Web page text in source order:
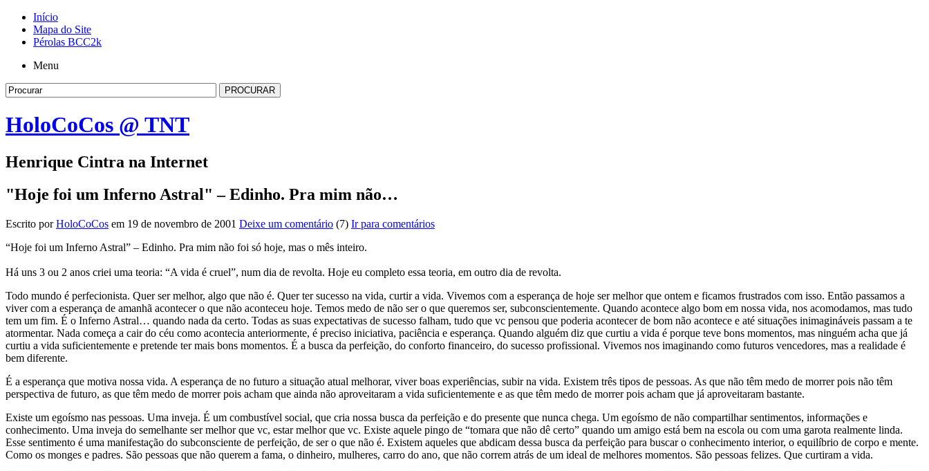
Início
Mapa do Site
Pérolas BCC2k
Menu
HoloCoCos @ TNT
Henrique Cintra na Internet
"Hoje foi um Inferno Astral" – Edinho. Pra mim não…
Escrito porHoloCoCos em 19 de novembro de 2001 Deixe um comentário (7) Ir para comentários
“Hoje foi um Inferno Astral” – Edinho. Pra mim não foi só hoje, mas o mês inteiro.
Há uns 3 ou 2 anos criei uma teoria: “A vida é cruel”, num dia de revolta. Hoje eu completo essa teoria, em outro dia de revolta.
Todo mundo é perfecionista. Quer ser melhor, algo que não é. Quer ter sucesso na vida, curtir a vida. Vivemos com a esperança de hoje ser melhor que ontem e ficamos frustrados com isso. Então passamos a
viver com a esperança de amanhã acontecer o que não aconteceu hoje. Temos medo de não ser o que queremos ser, subconscientemente. Quando acontece algo bom em nossa vida, nos acomodamos, mas tudo
tem um fim. É o Inferno Astral… quando nada da certo. Todas as suas expectativas de sucesso falham, tudo que vc pensou que poderia acontecer de bom não acontece e até situações inimagináveis passam a te
atormentar. Nada começa a cair do céu como acontecia anteriormente, é preciso iniciativa, paciência e esperança. Quando alguém diz que curtiu a vida é porque teve bons momentos, mas ninguém acha que já
curtiu a vida suficientemente e pretende ter mais bons momentos. É a busca da perfeição, do conforto financeiro, do sucesso profissional. Vivemos nos imaginando como futuros vencedores, mas a realidade é
bem diferente.
É a esperança que motiva nossa vida. A esperança de no futuro a situação atual melhorar, viver boas experiências, subir na vida. Existem três tipos de pessoas. As que não têm medo de morrer pois não têm
perspectiva de futuro, as que têm medo de morrer pois acham que ainda não aproveitaram a vida suficientemente e as que têm medo de morrer pois acham que já aproveitaram bastante.
Existe um egoísmo nas pessoas. Uma inveja. É um combustível social, que cria nossa busca da perfeição e do presente que nunca chega. Um egoísmo de não compartilhar sentimentos, informações e
conhecimento. Uma inveja do semelhante ser melhor que vc, estar melhor que vc. Existe aquele pingo de “tomara que não dê certo” quando um amigo está bem na escola ou com uma garota realmente linda.
Esse sentimento é uma manifestação do subconsciente de perfeição, de ser o que não é. Existem aqueles que abdicam dessa busca da perfeição para buscar o conhecimento interior, o equilíbrio de corpo e mente.
Como os monges e padres. São pessoas que não querem a fama, o dinheiro, mulheres, carro do ano, que não correm atrás de um ideal de melhores momentos. São pessoas felizes. Que curtiram a vida.